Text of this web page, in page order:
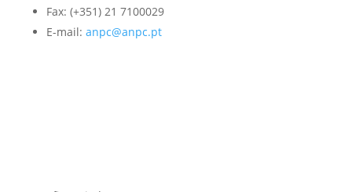
Fax: (+351) 21 7100029
E-mail: anpc@anpc.pt